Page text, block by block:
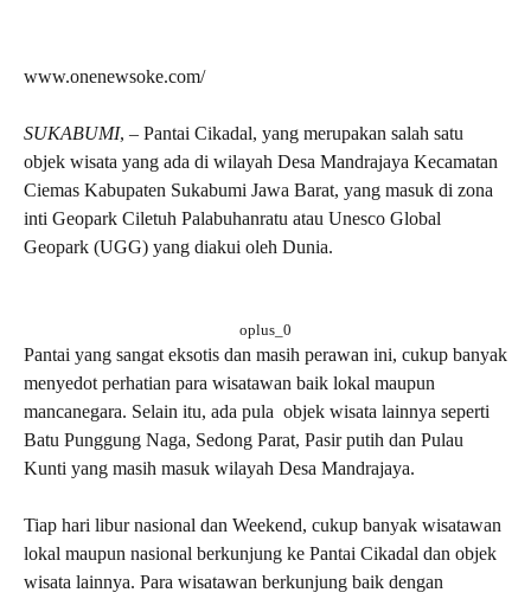
www.onenewsoke.com/
SUKABUMI, – Pantai Cikadal, yang merupakan salah satu
objek wisata yang ada di wilayah Desa Mandrajaya Kecamatan
Ciemas Kabupaten Sukabumi Jawa Barat, yang masuk di zona
inti Geopark Ciletuh Palabuhanratu atau Unesco Global
Geopark (UGG) yang diakui oleh Dunia.
oplus_0
Pantai yang sangat eksotis dan masih perawan ini, cukup banyak
menyedot perhatian para wisatawan baik lokal maupun
mancanegara. Selain itu, ada pula objek wisata lainnya seperti
Batu Punggung Naga, Sedong Parat, Pasir putih dan Pulau
Kunti yang masih masuk wilayah Desa Mandrajaya.
Tiap hari libur nasional dan Weekend, cukup banyak wisatawan
lokal maupun nasional berkunjung ke Pantai Cikadal dan objek
wisata lainnya. Para wisatawan berkunjung baik dengan